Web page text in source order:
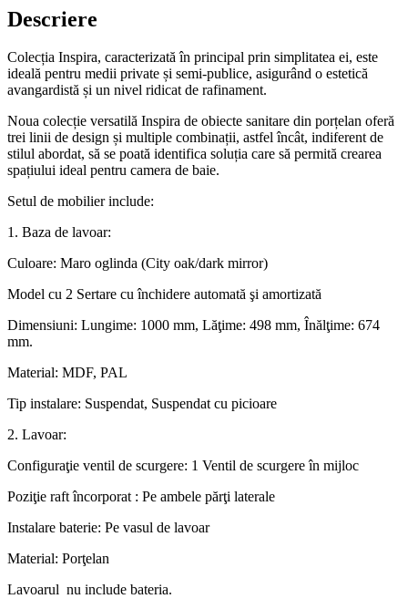
Descriere
Colecția Inspira, caracterizată în principal prin simplitatea ei, este
ideală pentru medii private și semi-publice, asigurând o estetică
avangardistă și un nivel ridicat de rafinament.
Noua colecție versatilă Inspira de obiecte sanitare din porțelan oferă
trei linii de design și multiple combinații, astfel încât, indiferent de
stilul abordat, să se poată identifica soluția care să permită crearea
spațiului ideal pentru camera de baie.
Setul de mobilier include:
1. Baza de lavoar:
Culoare: Maro oglinda (City oak/dark mirror)
Model cu 2 Sertare cu închidere automată şi amortizată
Dimensiuni: Lungime: 1000 mm, Lăţime: 498 mm, Înălţime: 674
mm.
Material: MDF, PAL
Tip instalare: Suspendat, Suspendat cu picioare
2. Lavoar:
Configuraţie ventil de scurgere: 1 Ventil de scurgere în mijloc
Poziţie raft încorporat : Pe ambele părţi laterale
Instalare baterie: Pe vasul de lavoar
Material: Porţelan
Lavoarul nu include bateria.